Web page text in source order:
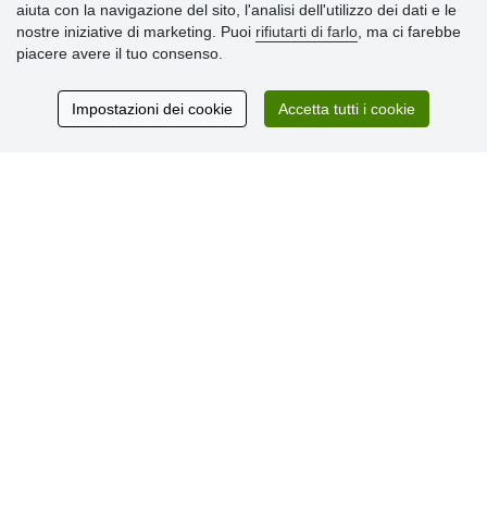
» Impostazioni dei cookie
» Termini & Condizioni
» Informativa sulla Privacy
» Garanzia e resi
» Programma fedeltà
aiuta con la navigazione del sito, l'analisi dell'utilizzo dei dati e le
nostre iniziative di marketing. Puoi rifiutarti di farlo , ma ci farebbe
piacere avere il tuo consenso.
Impostazioni dei cookie Accetta tutti i cookie